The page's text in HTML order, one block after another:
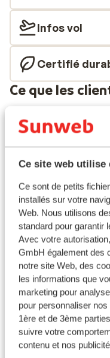
Ce site web utilise
Ce sont de petits
installés sur votre
Web. Nous utilisons
standard pour garantir
Avec votre
GmbH également des
notre site Web, des
les informations que
marketing pour
pour personnaliser
1ère et de 3ème
suivre votre
contenu et nos
Infos vol
Certifié
Ce que les
reflètent fidèlement
8.9
Réservé
Excellent
Zeer modern,
Mooie propere
lekker eten waar er
voor mensen die
Zeer modern,
Mooie propere
lekker eten waar er
voor mensen die
Traduire en
Anonyme
Familles
Voir